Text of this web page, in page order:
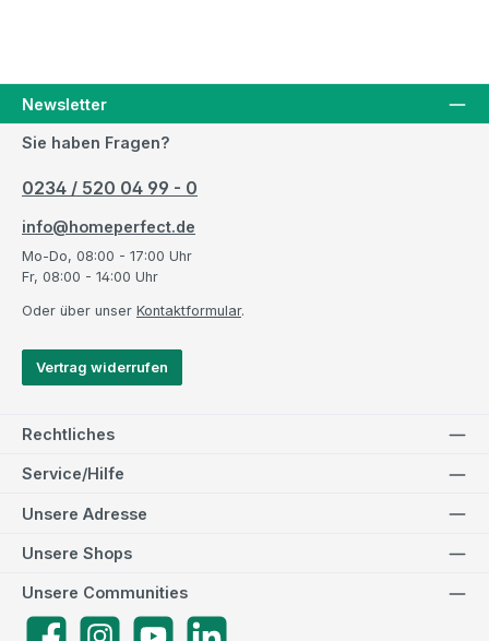
Newsletter
Sie haben Fragen?
0234 / 520 04 99 - 0
info@homeperfect.de
Mo-Do, 08:00 - 17:00 Uhr
Fr, 08:00 - 14:00 Uhr
Oder über unser Kontaktformular.
Vertrag widerrufen
Rechtliches
Service/Hilfe
Unsere Adresse
Unsere Communities
Unsere Shops